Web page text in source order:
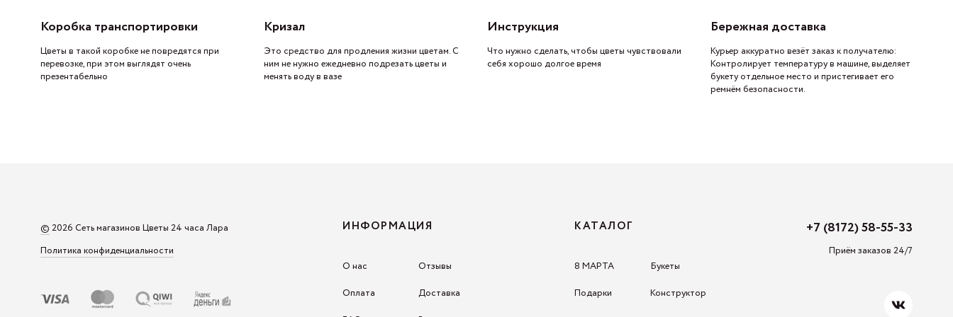
Коробка транспортировки
Цветы в такой коробке не повредятся при
перевозке, при этом выглядят очень
презентабельно
Кризал
Это средство для продления жизни цветам. С
ним не нужно ежедневно подрезать цветы и
менять воду в вазе
Инструкция
Что нужно сделать, чтобы цветы чувствовали
себя хорошо долгое время
Бережная доставка
Курьер аккуратно везёт заказ к получателю:
Контролирует температуру в машине, выделяет
букету отдельное место и пристегивает его
ремнём безопасности.
© 2026 Сеть магазинов Цветы 24 часа Лара
Политика конфиденциальности
ИНФОРМАЦИЯ
О нас
Отзывы
Оплата
Доставка
КАТАЛОГ
8 МАРТА
Букеты
Подарки
Конструктор
+7 (8172) 58-55-33
Приём заказов 24/7